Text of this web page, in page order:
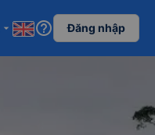
arrow_drop_down help_outline Đăng nhập